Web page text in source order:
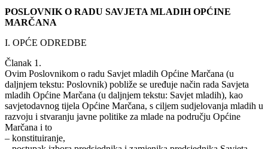
POSLOVNIK O RADU SAVJETA MLADIH OPĆINE
MARČANA
I. OPĆE ODREDBE
Članak 1.
Ovim Poslovnikom o radu Savjet mladih Općine Marčana (u
daljnjem tekstu: Poslovnik) pobliže se uređuje način rada Savjeta
mladih Općine Marčana (u daljnjem tekstu: Savjet mladih), kao
savjetodavnog tijela Općine Marčana, s ciljem sudjelovanja mladih u
razvoju i stvaranju javne politike za mlade na području Općine
Marčana i to
– konstituiranje,